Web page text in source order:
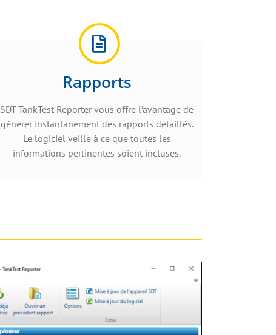
Rapports
SDT TankTest Reporter vous offre l’avantage de
générer instantanément des rapports détaillés.
Le logiciel veille à ce que toutes les
informations pertinentes soient incluses.